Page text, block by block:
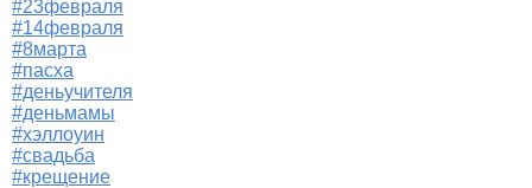
#23февраля
#14февраля
#8марта
#пасха
#деньучителя
#деньмамы
#хэллоуин
#свадьба
#крещение